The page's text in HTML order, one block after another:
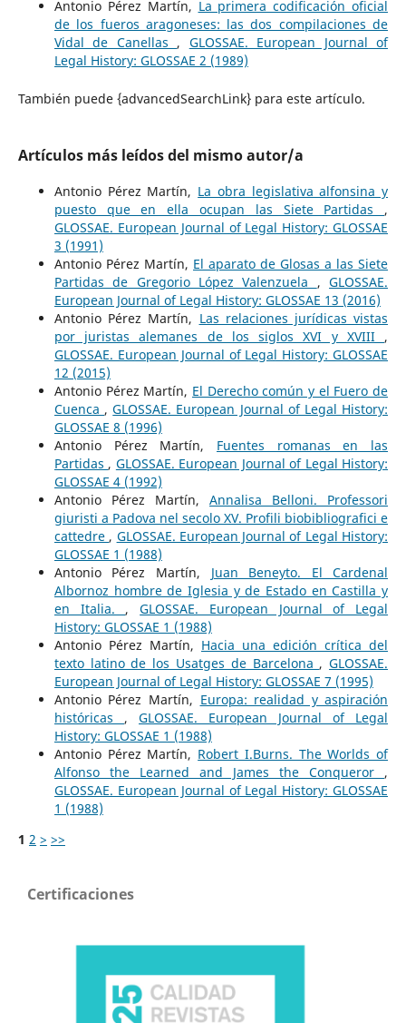
Antonio Pérez Martín, La primera codificación oficial
de los fueros aragoneses: las dos compilaciones de
Vidal de Canellas , GLOSSAE. European Journal of
Legal History: GLOSSAE 2 (1989)
También puede {advancedSearchLink} para este artículo.
Artículos más leídos del mismo autor/a
Antonio Pérez Martín, La obra legislativa alfonsina y
puesto que en ella ocupan las Siete Partidas ,
GLOSSAE. European Journal of Legal History: GLOSSAE
3 (1991)
Antonio Pérez Martín, El aparato de Glosas a las Siete
Partidas de Gregorio López Valenzuela ,GLOSSAE.
European Journal of Legal History: GLOSSAE 13 (2016)
Antonio Pérez Martín, Las relaciones jurídicas vistas
por juristas alemanes de los siglos XVI y XVIII ,
GLOSSAE. European Journal of Legal History: GLOSSAE
12 (2015)
Antonio Pérez Martín, El Derecho común y el Fuero de
Cuenca ,GLOSSAE. European Journal of Legal History:
GLOSSAE 8 (1996)
Antonio Pérez Martín, Fuentes romanas en las
Partidas , GLOSSAE. European Journal of Legal History:
GLOSSAE 4 (1992)
Antonio Pérez Martín,Annalisa Belloni. Professori
giuristi a Padova nel secolo XV. Profili biobibliografici e
cattedre , GLOSSAE. European Journal of Legal History:
GLOSSAE 1 (1988)
Antonio Pérez Martín, Juan Beneyto. El Cardenal
Albornoz hombre de Iglesia y de Estado en Castilla y
en Italia. ,GLOSSAE. European Journal of Legal
History: GLOSSAE 1 (1988)
Antonio Pérez Martín, Hacia una edición crítica del
texto latino de los Usatges de Barcelona ,GLOSSAE.
European Journal of Legal History: GLOSSAE 7 (1995)
Antonio Pérez Martín, Europa: realidad y aspiración
históricas , GLOSSAE. European Journal of Legal
History: GLOSSAE 1 (1988)
Antonio Pérez Martín, Robert I.Burns. The Worlds of
Alfonso the Learned and James the Conqueror ,
GLOSSAE. European Journal of Legal History: GLOSSAE
1 (1988)
1 2 > >>
Certificaciones